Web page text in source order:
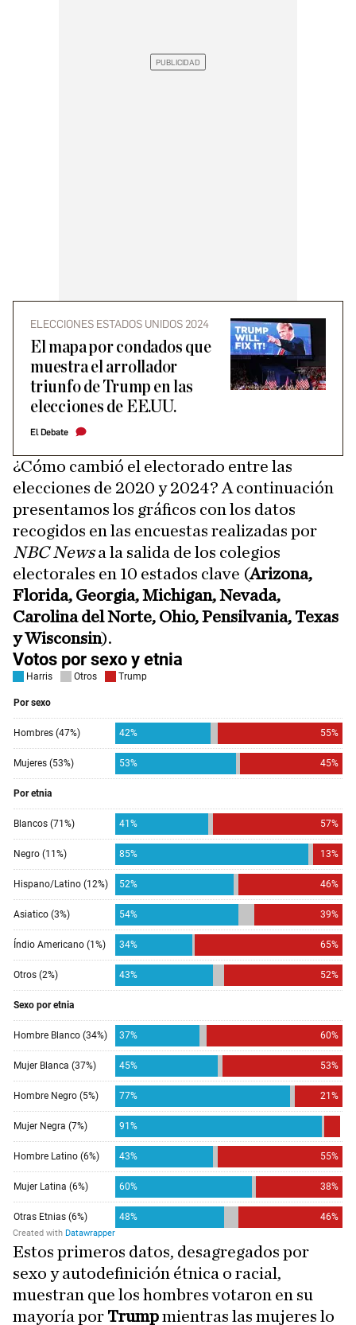
ELECCIONES ESTADOS UNIDOS 2024
El mapa por condados que
muestra el arrollador
triunfo de Trump en las
elecciones de EE.UU.
El Debate
¿Cómo cambió el electorado entre las
elecciones de 2020 y 2024? A continuación
presentamos los gráficos con los datos
recogidos en las encuestas realizadas por
NBC Newsa la salida de los colegios
electorales en 10 estados clave (Arizona,
Florida, Georgia, Michigan, Nevada,
Carolina del Norte, Ohio, Pensilvania, Texas
y Wisconsin).
Estos primeros datos, desagregados por
sexo y autodefinición étnica o racial,
muestran que los hombres votaron en su
mayoría por Trumpmientras las mujeres lo